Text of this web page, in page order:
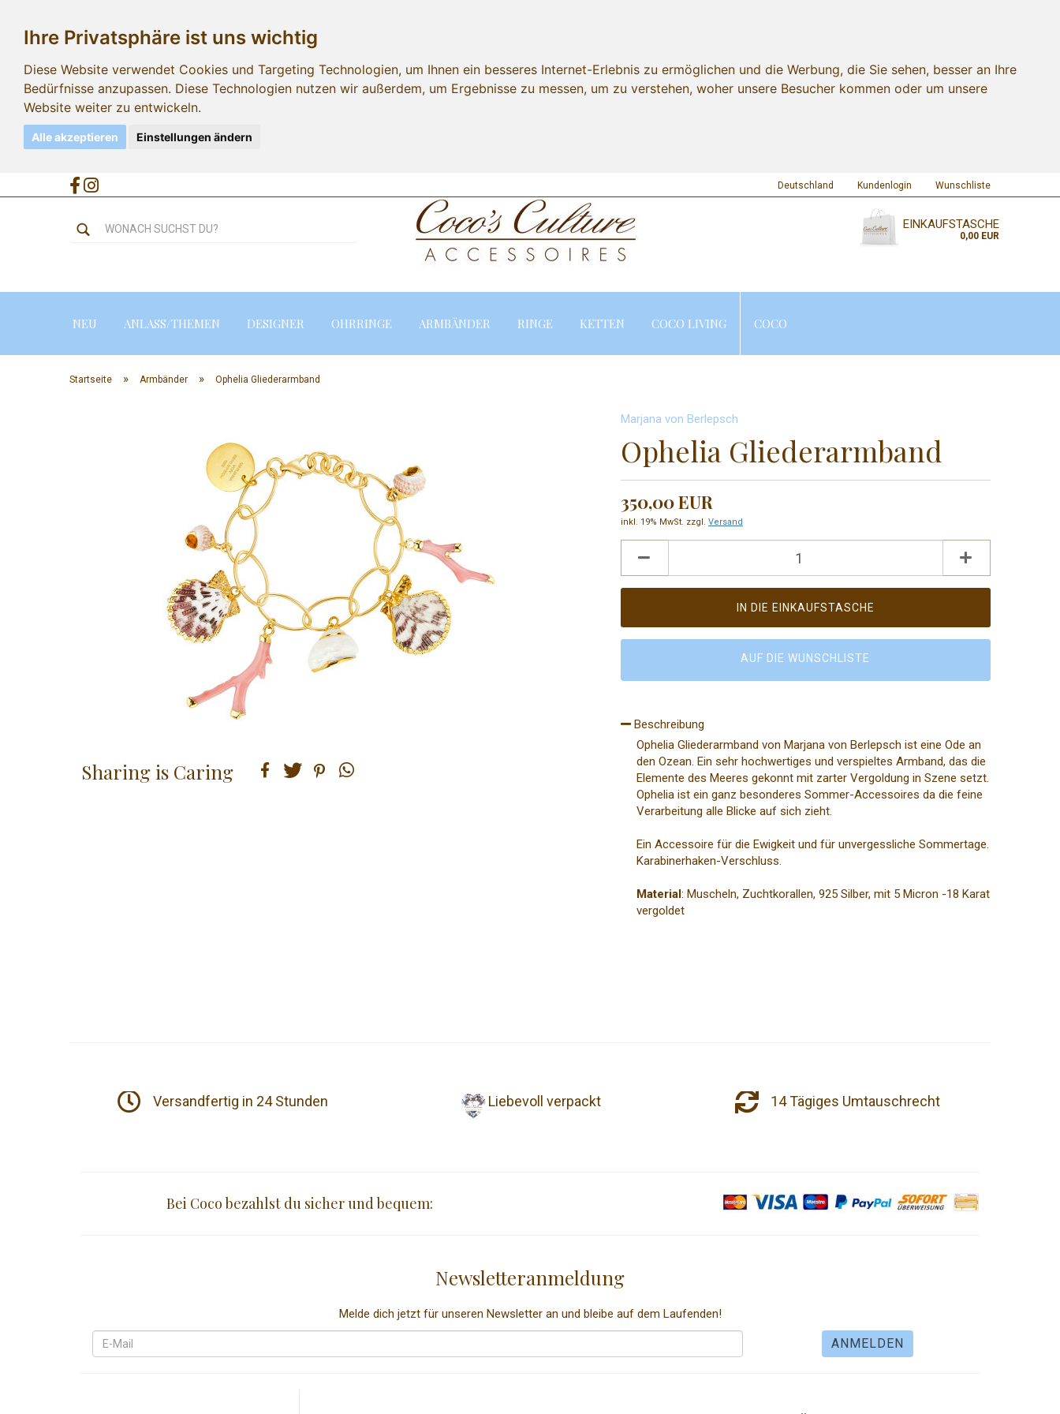
Ihre Privatsphäre ist uns wichtig
Diese Website verwendet Cookies und Targeting Technologien, um Ihnen ein besseres Internet-Erlebnis zu ermöglichen und die Werbung, die Sie sehen, besser an Ihre
Bedürfnisse anzupassen. Diese Technologien nutzen wir außerdem, um Ergebnisse zu messen, um zu verstehen, woher unsere Besucher kommen oder um unsere
Website weiter zu entwickeln.
Alle akzeptieren Einstellungen ändern
Deutschland
Lieferland
Kundenlogin
Passwort vergessen?
Wunschliste
EINKAUFSTASCHE
0,00 EUR
NEU ANLASS/THEMEN DESIGNER OHRRINGE ARMBÄNDER RINGE KETTEN COCO LIVING COCO
Startseite » Armbänder » Ophelia Gliederarmband
Sharing is Caring
Marjana von Berlepsch
Ophelia Gliederarmband
350,00 EUR
inkl. 19% MwSt. zzgl. Versand
AUF DIE WUNSCHLISTE
Beschreibung
Ophelia Gliederarmband von Marjana von Berlepsch ist eine Ode an
den Ozean. Ein sehr hochwertiges und verspieltes Armband, das die
Elemente des Meeres gekonnt mit zarter Vergoldung in Szene setzt.
Ophelia ist ein ganz besonderes Sommer-Accessoires da die feine
Verarbeitung alle Blicke auf sich zieht.
Ein Accessoire für die Ewigkeit und für unvergessliche Sommertage.
Karabinerhaken-Verschluss.
Material: Muscheln, Zuchtkorallen, 925 Silber, mit 5 Micron -18 Karat
vergoldet
Versandfertig in 24 Stunden Liebevoll verpackt 14 Tägiges Umtauschrecht
Bei Coco bezahlst du sicher und bequem:
Newsletteranmeldung
Melde dich jetzt für unseren Newsletter an und bleibe auf dem Laufenden!